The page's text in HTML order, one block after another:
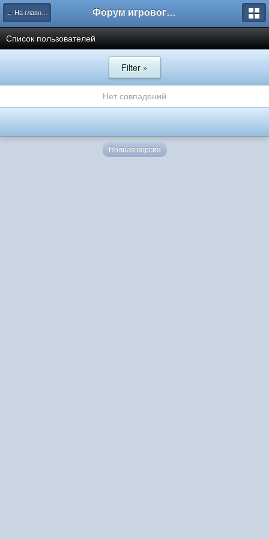
← На главную Форум игрового проекта Riverrise
Список пользователей
Filter »
Нет совпадений
Полная версия